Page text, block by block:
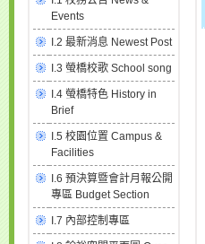
Events
I.2 最新消息 Newest Post
I.3 螢橋校歌 School song
I.4 螢橋特色 History in
Brief
I.5 校園位置 Campus &
Facilities
I.6 預決算暨會計月報公開
專區 Budget Section
I.7 內部控制專區